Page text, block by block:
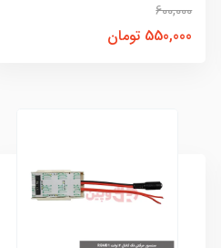
600,000
550,000 تومان